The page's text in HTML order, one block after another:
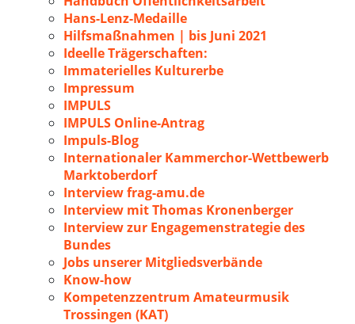
Hans-Lenz-Medaille
Hilfsmaßnahmen | bis Juni 2021
Ideelle Trägerschaften:
Immaterielles Kulturerbe
Impressum
IMPULS
IMPULS Online-Antrag
Impuls-Blog
Internationaler Kammerchor-Wettbewerb
Marktoberdorf
Interview frag-amu.de
Interview mit Thomas Kronenberger
Interview zur Engagemenstrategie des
Bundes
Jobs unserer Mitgliedsverbände
Know-how
Kompetenzzentrum Amateurmusik
Trossingen (KAT)